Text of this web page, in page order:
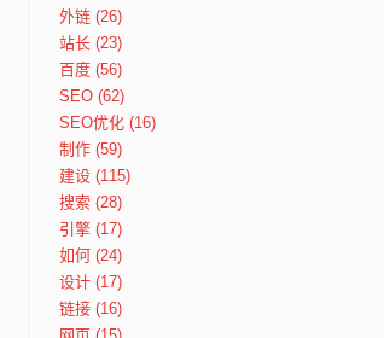
外链 (26)
站长 (23)
百度 (56)
SEO (62)
SEO优化 (16)
制作 (59)
建设 (115)
搜索 (28)
引擎 (17)
如何 (24)
设计 (17)
链接 (16)
网页 (15)